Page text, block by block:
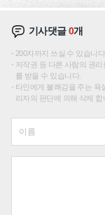
기사댓글0개
200자까지 쓰실 수 있습니
저작권 등 다른 사람의 권
를 받을 수 있습니다.
타인에게 불쾌감을 주는 욕
리자의 판단에 의해 삭제 합